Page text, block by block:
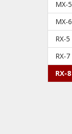
MX-5
MX-6
RX-5
RX-7
RX-8